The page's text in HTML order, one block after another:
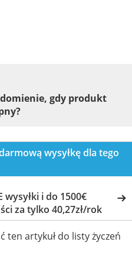
gdy produkt
wysyłkę dla tego
wysyłki i do 1500€
za tylko 40,27zł/rok
ten artykuł do listy życzeń